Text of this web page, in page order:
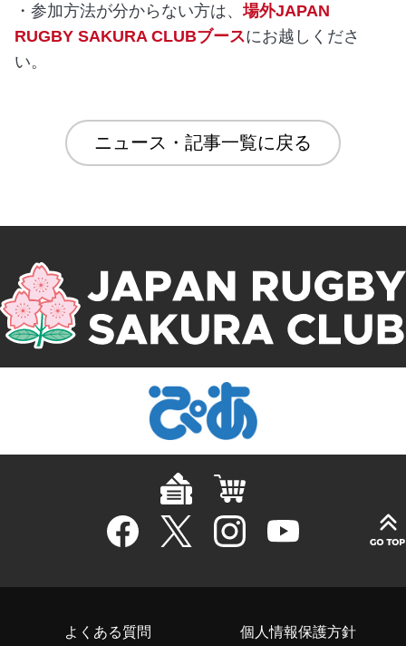
・参加方法が分からない方は、場外JAPAN
RUGBY SAKURA CLUBブースにお越しくださ
い。
ニュース・記事一覧に戻る
よくある質問 個人情報保護方針